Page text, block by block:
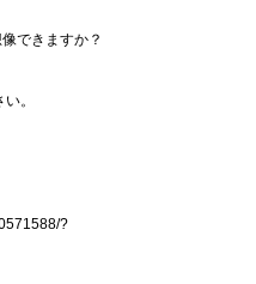
できますか？
。
?